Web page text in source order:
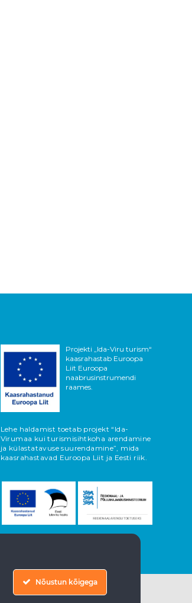
Projekti „Ida-Viru turism“
kaasrahastab Euroopa
Liit Euroopa
naabrusinstrumendi
raames.
Lehe haldamist toetab projekt “Ida-
Virumaa kui turismisihtkoha arendamine
ja külastatavuse suurendamine”, mida
kaasrahastavad Euroopa Liit ja Eesti riik.
Nõustun kõigega